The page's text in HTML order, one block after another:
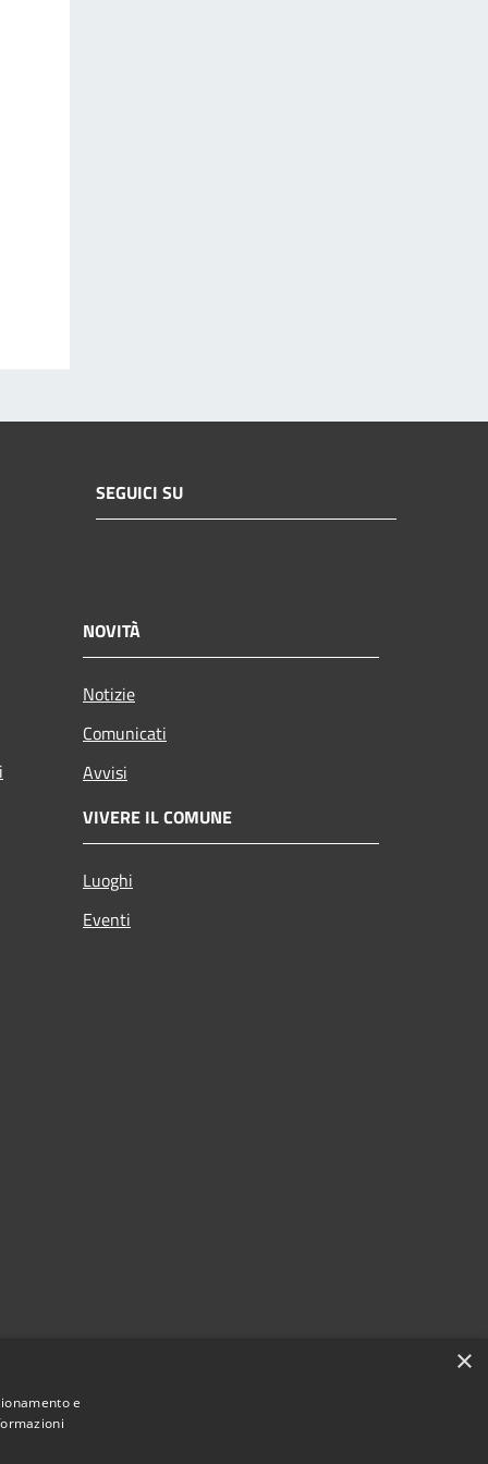
SEGUICI SU
NOVITÀ
Notizie
Comunicati
Avvisi
VIVERE IL COMUNE
Luoghi
Eventi
×
e